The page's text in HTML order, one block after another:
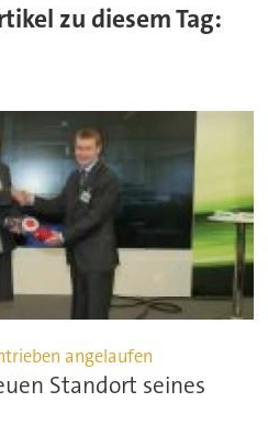
zu diesem Tag:
angelaufen
Standort seines